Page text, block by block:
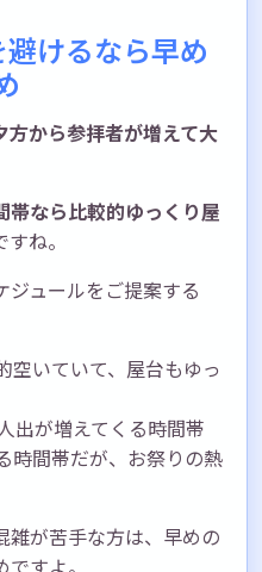
けるなら早め
方から参拝者が増えて大
帯なら比較的ゆっくり屋
ね。
ュールをご提案する
空いていて、屋台もゆっ
出が増えてくる時間帯
時間帯だが、お祭りの熱
雑が苦手な方は、早めの
すよ。